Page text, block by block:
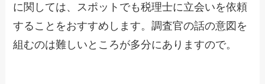
に関しては、スポットでも税理士に立会いを依頼
することをおすすめします。調査官の話の意図を
組むのは難しいところが多分にありますので。